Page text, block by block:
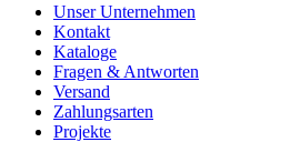
Unser Unternehmen
Kontakt
Kataloge
Fragen & Antworten
Versand
Zahlungsarten
Projekte